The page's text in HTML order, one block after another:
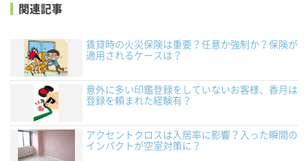
関連記事
賃貸時の火災保険は重要？任意か強制か？保険が
適用されるケースは？
意外に多い印鑑登録をしていないお客様、香月は
登録を頼まれた経験有？
アクセントクロスは入居率に影響？入った瞬間の
インパクトが空室対策に？